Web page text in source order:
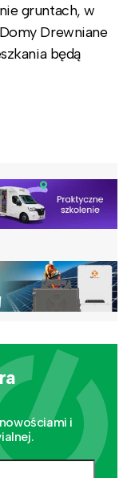
gruntach, w
Drewniane
będą
i